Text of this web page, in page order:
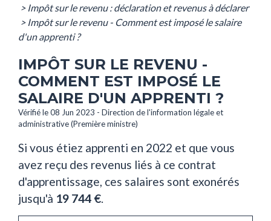
> Impôt sur le revenu : déclaration et revenus à déclarer
> Impôt sur le revenu - Comment est imposé le salaire
d'un apprenti ?
IMPÔT SUR LE REVENU -
COMMENT EST IMPOSÉ LE
SALAIRE D'UN APPRENTI ?
Vérifié le 08 Jun 2023 - Direction de l'information légale et
administrative (Première ministre)
Si vous étiez apprenti en 2022 et que vous
avez reçu des revenus liés à ce contrat
d'apprentissage, ces salaires sont exonérés
jusqu'à 19 744 €.